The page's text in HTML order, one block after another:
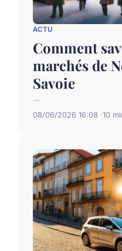
ACTU
Comment
marchés de
Savoie
...
08/06/2026 16:08 10